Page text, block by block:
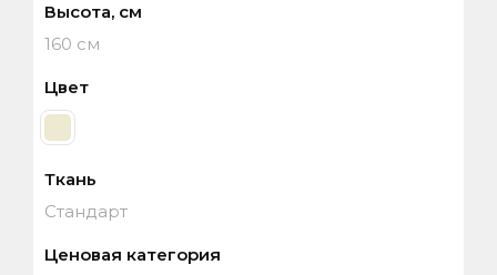
Высота, см
160 см
Цвет
Ткань
Стандарт
Ценовая категория